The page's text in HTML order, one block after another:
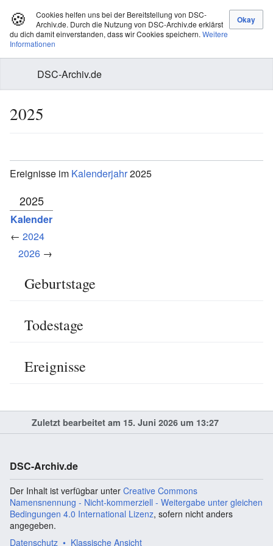
🍪
Cookies helfen uns bei der Bereitstellung von DSC-
Archiv.de. Durch die Nutzung von DSC-Archiv.de erklärst
du dich damit einverstanden, dass wir Cookies speichern. Weitere
Informationen
DSC-Archiv.de
2025
Ereignisse im Kalenderjahr2025
2025
Kalender
← 2024
2026 →
Geburtstage
Todestage
Ereignisse
Zuletzt bearbeitet am 15. Juni 2026 um 13:27
DSC-Archiv.de
Der Inhalt ist verfügbar unter Creative Commons
Namensnennung - Nicht-kommerziell - Weitergabe unter gleichen
Bedingungen 4.0 International Lizenz, sofern nicht anders
angegeben.
Datenschutz
Klassische Ansicht